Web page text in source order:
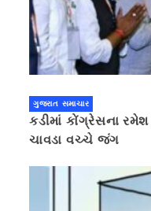
ગુજરાત સમાચાર
કડીમાં કોંગ્રેસના
ચાવડા વચ્ચે જંગ